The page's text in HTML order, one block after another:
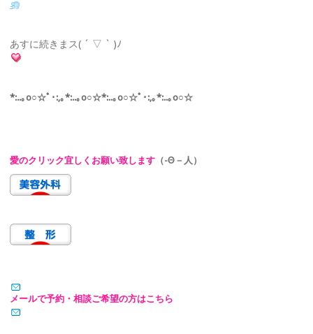
あすに続きまス( ´ ▽ ` )ﾉ
*:..｡o○☆ﾟ･:,｡*:..｡o○☆*:..｡o○☆ﾟ･:,｡*:..｡o○☆
愛のクリック宜しくお願い致します （-Θ－人）
メールで予約・相談ご希望の方はこちら